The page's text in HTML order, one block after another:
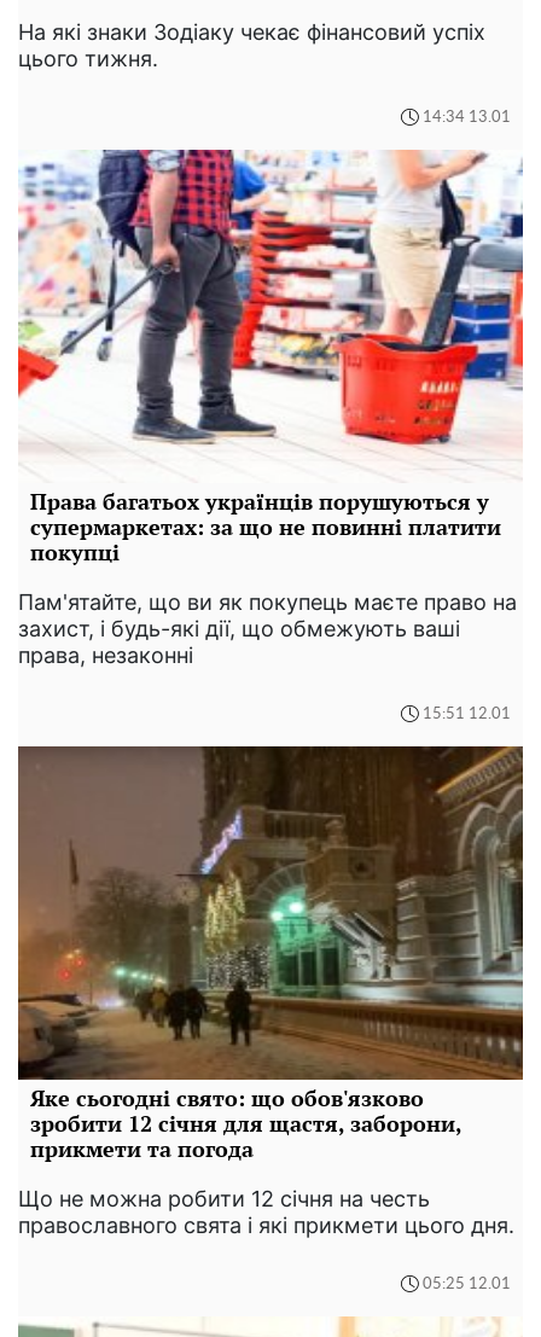
На які знаки Зодіаку чекає фінансовий успіх
цього тижня.
14:34 13.01
Права багатьох українців порушуються у
супермаркетах: за що не повинні платити
покупці
Пам'ятайте, що ви як покупець маєте право на
захист, і будь-які дії, що обмежують ваші
права, незаконні
15:51 12.01
Яке сьогодні свято: що обов'язково
зробити 12 січня для щастя, заборони,
прикмети та погода
Що не можна робити 12 січня на честь
православного свята і які прикмети цього дня.
05:25 12.01